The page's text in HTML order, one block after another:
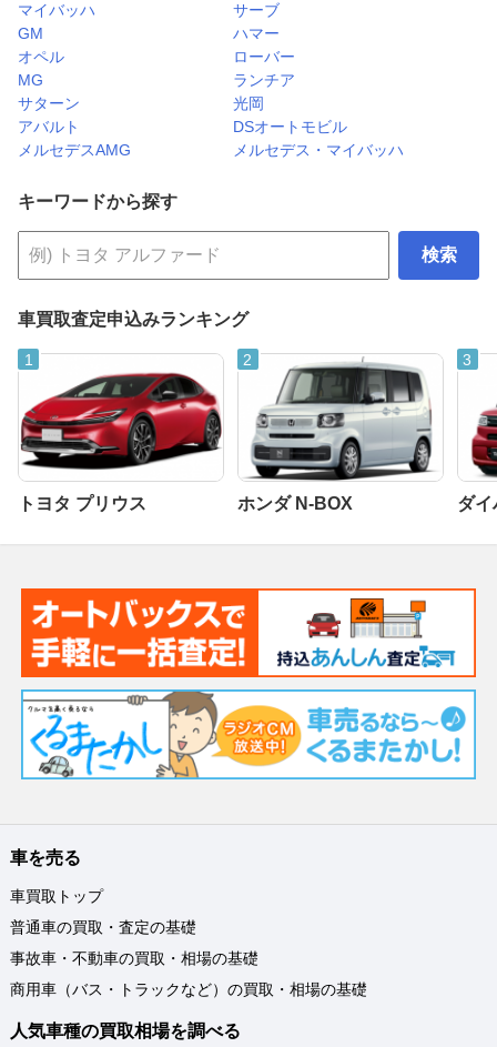
マイバッハ
サーブ
GM
ハマー
オペル
ローバー
MG
ランチア
サターン
光岡
アバルト
DSオートモビル
メルセデスAMG
メルセデス・マイバッハ
キーワードから探す
検索
車買取査定申込みランキング
トヨタ プリウス ホンダ N-BOX ダイ
車を売る
車買取トップ
普通車の買取・査定の基礎
事故車・不動車の買取・相場の基礎
商用車（バス・トラックなど）の買取・相場の基礎
人気車種の買取相場を調べる